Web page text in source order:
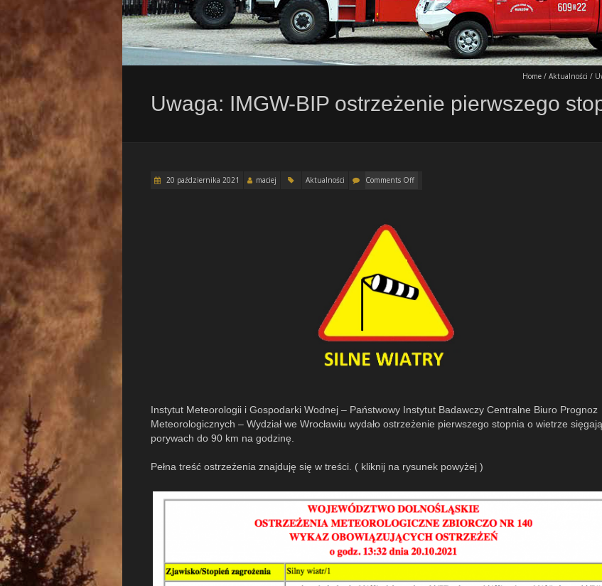
Home / Aktualności /
Uwaga: IMGW-BIP ostrzeżenie pierwszego
20 października 2021 maciej Aktualności Comments Off
Instytut Meteorologii i Gospodarki Wodnej – Państwowy Instytut Badawczy Centralne Biuro Prognoz
Meteorologicznych – Wydział we Wrocławiu wydało ostrzeżenie pierwszego stopnia o wietrze
porywach do 90 km na godzinę.
Pełna treść ostrzeżenia znajduję się w treści. ( kliknij na rysunek powyżej )